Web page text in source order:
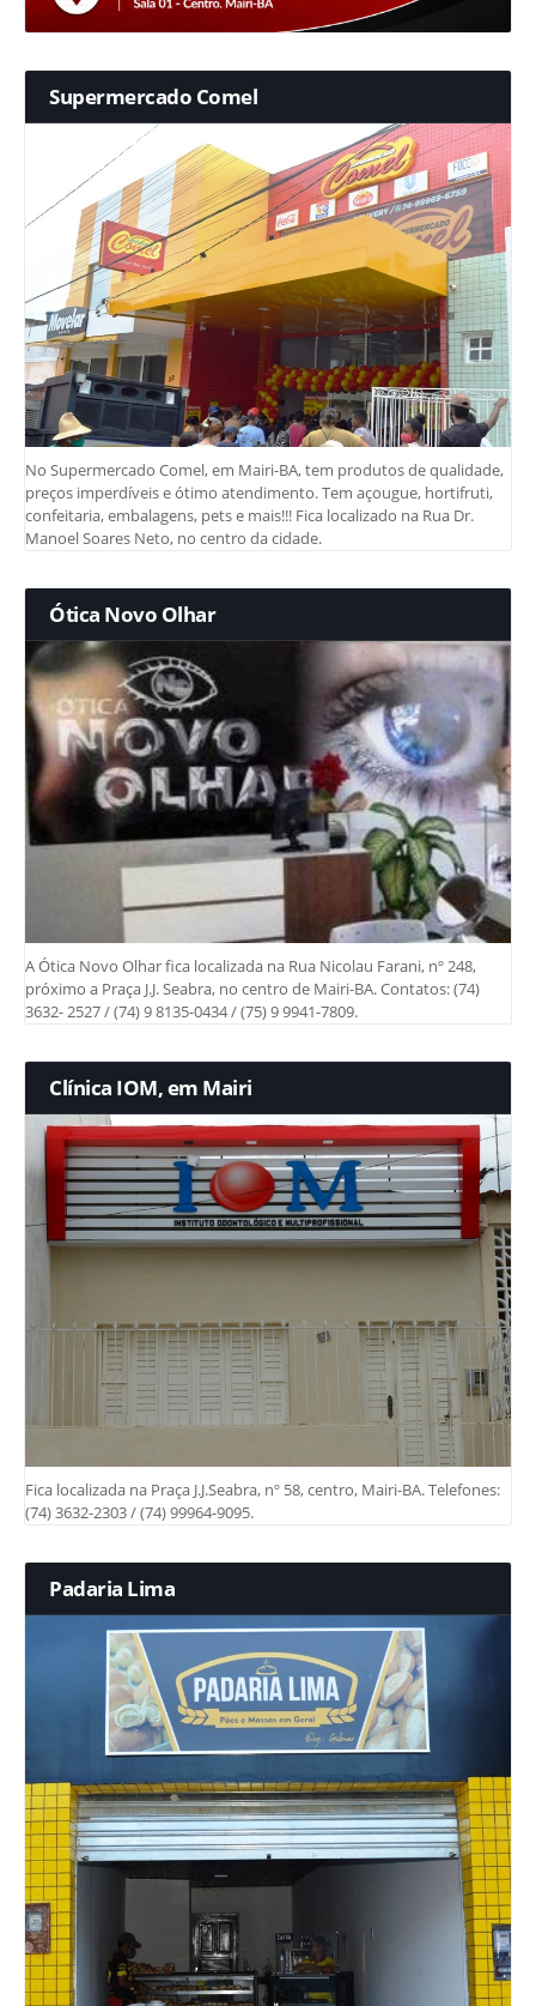
Supermercado Comel
No Supermercado Comel, em Mairi-BA, tem produtos de qualidade,
preços imperdíveis e ótimo atendimento. Tem açougue, hortifruti,
confeitaria, embalagens, pets e mais!!! Fica localizado na Rua Dr.
Manoel Soares Neto, no centro da cidade.
Ótica Novo Olhar
A Ótica Novo Olhar fica localizada na Rua Nicolau Farani, nº 248,
próximo a Praça J.J. Seabra, no centro de Mairi-BA. Contatos: (74)
3632- 2527 / (74) 9 8135-0434 / (75) 9 9941-7809.
Clínica IOM, em Mairi
Fica localizada na Praça J.J.Seabra, nº 58, centro, Mairi-BA. Telefones:
(74) 3632-2303 / (74) 99964-9095.
Padaria Lima